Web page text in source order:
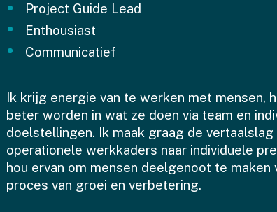
Project Guide Lead
Enthousiast
Communicatief
Ik krijg energie van te werken met mensen,
beter worden in wat ze doen via team en
doelstellingen. Ik maak graag de vertaalslag
operationele werkkaders naar individuele
hou ervan om mensen deelgenoot te maken
proces van groei en verbetering.